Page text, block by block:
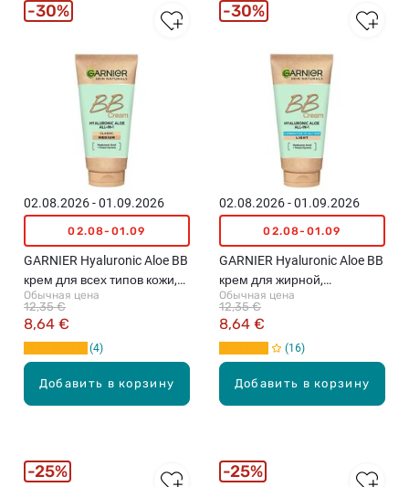
Добавить в корзину
02.08.2026 - 01.09.2026
02.08-01.09
GARNIER Hyaluronic Aloe BB
крем для всех типов кожи,
50мл
Обычная цена
8,64 €
12,35 €
4
30%
Добавить в корзину
02.08.2026 - 01.09.2026
02.08-01.09
GARNIER Hyaluronic Aloe BB
крем для жирной,
комбинированной кожии,
50мл
Обычная цена
8,64 €
12,35 €
16
30%
25% 25%